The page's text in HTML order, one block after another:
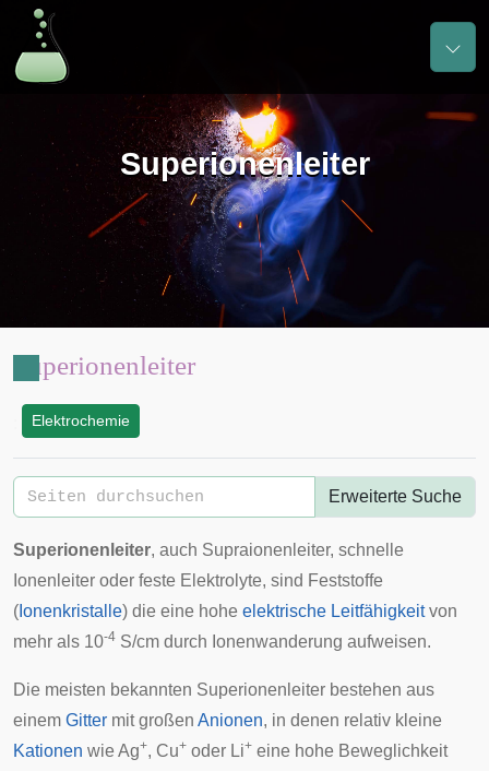
Superionenleiter
Superionenleiter
Elektrochemie
Erweiterte Suche
Superionenleiter, auch Supraionenleiter, schnelle
Ionenleiter oder feste Elektrolyte, sind Feststoffe
( Ionenkristalle) die eine hohe elektrische Leitfähigkeitvon
mehr als 10-4 S/cm durch Ionenwanderung aufweisen.
Die meisten bekannten Superionenleiter bestehen aus
einem Gitter mit großen Anionen, in denen relativ kleine
Kationen wie Ag+, Cu+ oder Li+ eine hohe Beweglichkeit